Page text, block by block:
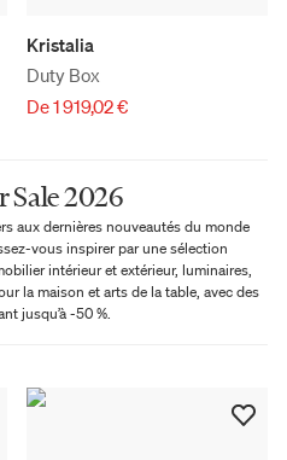
Kristalia
Duty Box
De 1 919,02 €
Sale 2026
aux dernières nouveautés du monde
vous inspirer par une sélection
intérieur et extérieur, luminaires,
la maison et arts de la table, avec des
jusqu’à -50 %.